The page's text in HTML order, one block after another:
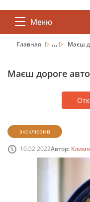
Меню
Главная ... Маєш
Маєш дороге
эксклюзив
10.02.2022Автор: